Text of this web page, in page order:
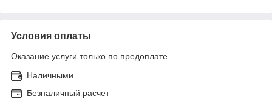
Условия оплаты
Оказание услуги только по предоплате.
Наличными
Безналичный расчет